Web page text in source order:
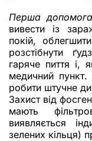
Перша допомога
вивести із
покій,
розстібнути
гаряче пиття і,
медичний пункт.
робити штучне
Захист від
мають
виявляється
зелених кільця)